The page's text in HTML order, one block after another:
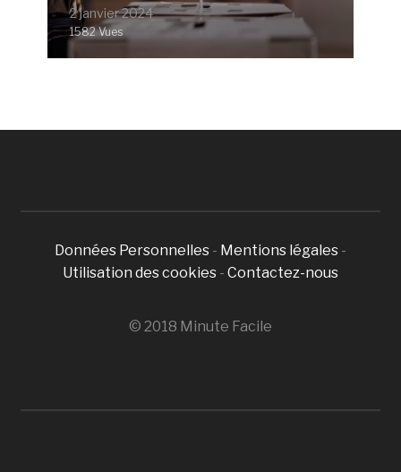
2 janvier 2024
1582 Vues
Données Personnelles - Mentions légales -
Utilisation des cookies - Contactez-nous
© 2018 Minute Facile